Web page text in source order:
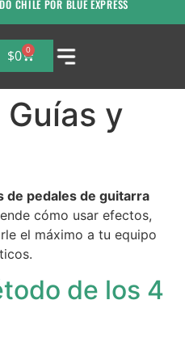
CHILE POR BLUE EXPRESS
$0 0
Guías y
de pedales de guitarra
cómo usar efectos,
el máximo a tu equipo
de los 4